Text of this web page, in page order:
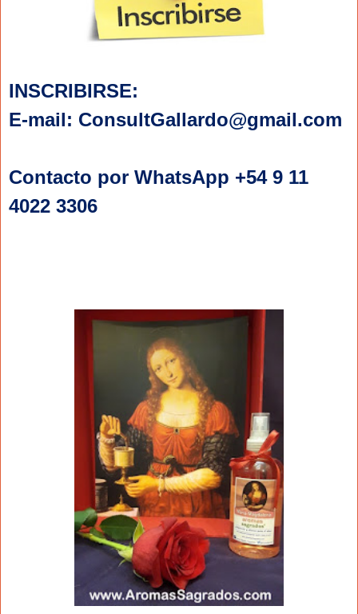
INSCRIBIRSE:
E-mail: ConsultGallardo@gmail.com
Contacto por WhatsApp +54 9 11
4022 3306